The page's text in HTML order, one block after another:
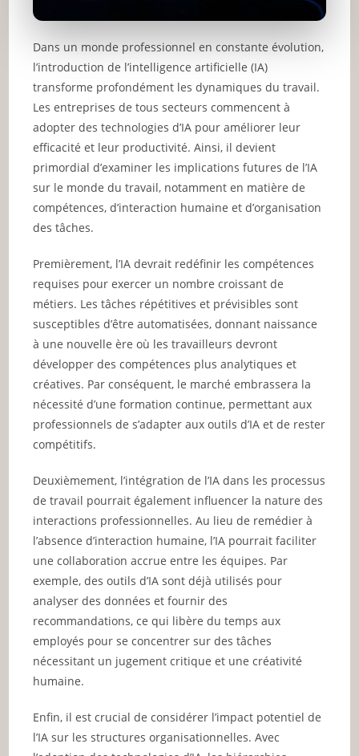
Dans un monde professionnel en constante évolution,
l’introduction de l’intelligence artificielle (IA)
transforme profondément les dynamiques du travail.
Les entreprises de tous secteurs commencent à
adopter des technologies d’IA pour améliorer leur
efficacité et leur productivité. Ainsi, il devient
primordial d’examiner les implications futures de l’IA
sur le monde du travail, notamment en matière de
compétences, d’interaction humaine et d’organisation
des tâches.
Premièrement, l’IA devrait redéfinir les compétences
requises pour exercer un nombre croissant de
métiers. Les tâches répétitives et prévisibles sont
susceptibles d’être automatisées, donnant naissance
à une nouvelle ère où les travailleurs devront
développer des compétences plus analytiques et
créatives. Par conséquent, le marché embrassera la
nécessité d’une formation continue, permettant aux
professionnels de s’adapter aux outils d’IA et de rester
compétitifs.
Deuxièmement, l’intégration de l’IA dans les processus
de travail pourrait également influencer la nature des
interactions professionnelles. Au lieu de remédier à
l’absence d’interaction humaine, l’IA pourrait faciliter
une collaboration accrue entre les équipes. Par
exemple, des outils d’IA sont déjà utilisés pour
analyser des données et fournir des
recommandations, ce qui libère du temps aux
employés pour se concentrer sur des tâches
nécessitant un jugement critique et une créativité
humaine.
Enfin, il est crucial de considérer l’impact potentiel de
l’IA sur les structures organisationnelles. Avec